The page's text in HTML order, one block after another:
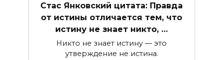
Стас Янковский цитата: Правда
от истины отличается тем, что
истину не знает никто, …
Никто не знает истину — это
утверждение не истина.